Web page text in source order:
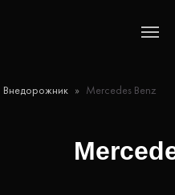
Внедорожник » Mercedes Benz